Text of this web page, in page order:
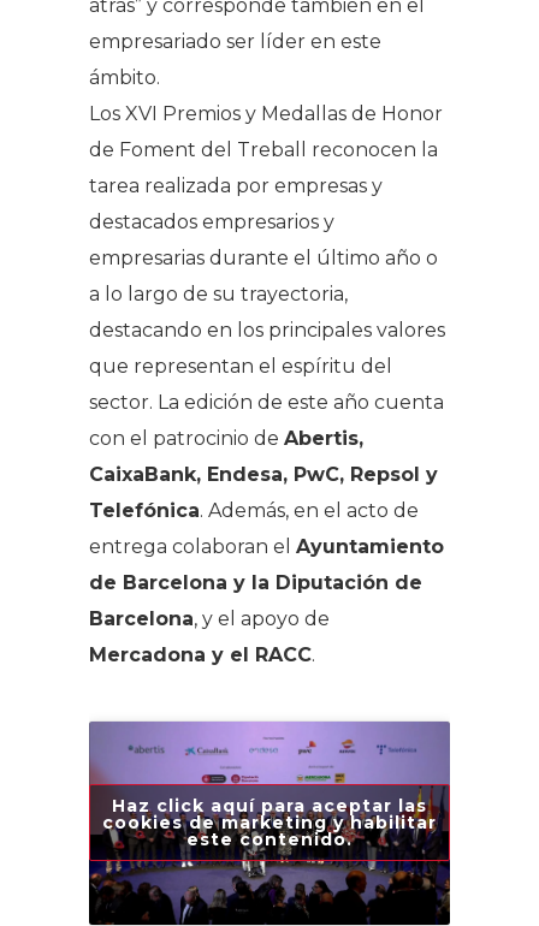
atrás” y corresponde también en el
empresariado ser líder en este
ámbito.
Los XVI Premios y Medallas de Honor
de Foment del Treball reconocen la
tarea realizada por empresas y
destacados empresarios y
empresarias durante el último año o
a lo largo de su trayectoria,
destacando en los principales valores
que representan el espíritu del
sector. La edición de este año cuenta
con el patrocinio de Abertis,
CaixaBank, Endesa, PwC, Repsol y
Telefónica. Además, en el acto de
entrega colaboran el Ayuntamiento
de Barcelona y la Diputación de
Barcelona, y el apoyo de
Mercadona y el RACC.
Haz click aquí para aceptar las
cookies de marketing y habilitar
este contenido.